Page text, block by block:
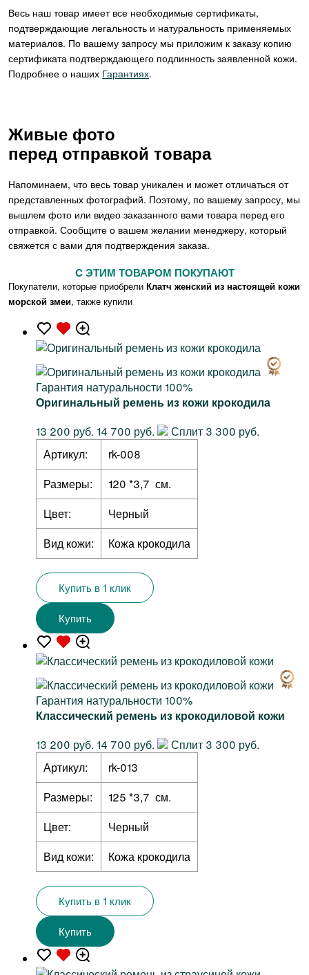
Весь наш товар имеет все необходимые сертификаты,
подтверждающие легальность и натуральность применяемых
материалов. По вашему запросу мы приложим к заказу копию
сертификата подтверждающего подлинность заявленной кожи.
Подробнее о наших Гарантиях.
Живые фото
перед отправкой товара
Напоминаем, что весь товар уникален и может отличаться от
представленных фотографий. Поэтому, по вашему запросу, мы
вышлем фото или видео заказанного вами товара перед его
отправкой. Сообщите о вашем желании менеджеру, который
свяжется с вами для подтверждения заказа.
C ЭТИМ ТОВАРОМ ПОКУПАЮТ
Покупатели, которые приобрели Клатч женский из настоящей кожи
морской змеи, также купили
Гарантия натуральности 100%
Оригинальный ремень из кожи крокодила
13 200 руб. 14 700 руб.
Сплит 3 300 руб.
Артикул:
rk-008
Размеры:
120 *3,7 см.
Цвет:
Черный
Вид кожи:
Кожа крокодила
Купить в 1 клик
Купить
Гарантия натуральности 100%
Классический ремень из крокодиловой кожи
13 200 руб. 14 700 руб.
Сплит 3 300 руб.
Артикул:
rk-013
Размеры:
125 *3,7 см.
Цвет:
Черный
Вид кожи:
Кожа крокодила
Купить в 1 клик
Купить